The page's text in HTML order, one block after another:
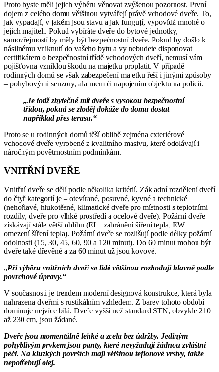
Proto byste měli jejich výběru věnovat zvýšenou pozornost. První
dojem z celého domu většinou vytvářejí právě vchodové dveře. To,
jak vypadají, v jakém jsou stavu a jak fungují, vypovídá mnohé o
jejich majiteli. Pokud vybíráte dveře do bytové jednotky,
samozřejmostí by měly být bezpečnostní dveře. Pokud by došlo k
násilnému vniknutí do vašeho bytu a vy nebudete disponovat
certifikátem o bezpečnostní třídě vchodových dveří, nemusí vám
pojišťovna vzniklou škodu na majetku proplatit. V případě
rodinných domů se však zabezpečení majetku řeší i jinými způsoby
– pohybovými senzory, alarmem či napojením objektu na policii.
„Je totiž zbytečné mít dveře s vysokou bezpečnostní
třídou, pokud se zloděj dokáže do domu dostat
například přes terasu.“
Proto se u rodinných domů těší oblibě zejména exteriérové
vchodové dveře vyrobené z kvalitního masivu, které odolávají i
náročným povětrnostním podmínkám.
VNITŘNÍ DVEŘE
Vnitřní dveře se dělí podle několika kritérií. Základní rozdělení dveří
do čtyř kategorií je – otevírané, posuvné, kyvné a technické
(nehořlavé, hlukotěsné, klimatické dveře pro místnosti s teplotními
rozdíly, dveře pro vlhké prostředí a ocelové dveře). Požární dveře
získávají stále větší oblibu (EI – zabránění šíření tepla, EW –
omezení šíření tepla). Požární dveře se rozlišují podle délky požární
odolnosti (15, 30, 45, 60, 90 a 120 minut). Do 60 minut mohou být
dveře také dřevěné a za 60 minut už jsou kovové.
„Při výběru vnitřních dveří se lidé většinou rozhodují hlavně podle
povrchové úpravy.“
V současnosti je trendem moderní designová konstrukce, která byla
nahrazena dveřmi s rustikálním vzhledem. Z barev tohoto období
dominuje nejvíce bílá. Dveře vyšší než standard STN, obvykle 210
až 230 cm, jsou žádané.
Dveře jsou momentálně lehké a zcela bez údržby. Jediným
pohyblivým prvkem jsou panty, které nevyžadují žádnou zvláštní
péči. Na kluzkých površích mají většinou teflonové vrstvy, takže
nepotřebují olej.